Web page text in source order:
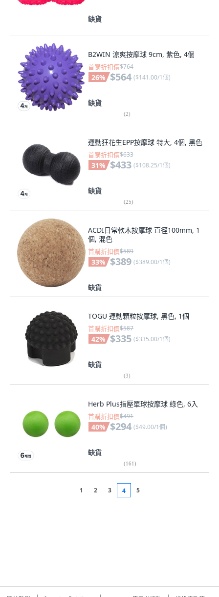
缺貨
B2WIN 涼爽按摩球 9cm, 紫色, 4個
首購折扣價$764
26% $564 ($141.00/1個)
缺貨
(2)
運動狂花生EPP按摩球 特大, 4個, 黑色
首購折扣價$633
31% $433 ($108.25/1個)
缺貨
(25)
ACDI日常軟木按摩球 直徑100mm, 1
個, 混色
首購折扣價$589
33% $389 ($389.00/1個)
缺貨
TOGU 運動顆粒按摩球, 黑色, 1個
首購折扣價$587
42% $335 ($335.00/1個)
缺貨
(3)
Herb Plus指壓單球按摩球 綠色, 6入
首購折扣價$491
40% $294 ($49.00/1個)
缺貨
(161)
1 2 3 4 5